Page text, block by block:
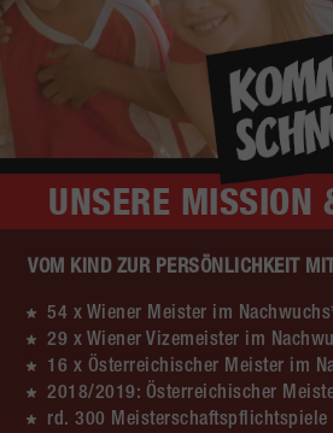
UNSERE MISSION
VOM KIND ZUR PERSÖNLICHKEIT
54 x Wiener Meister im
29 x Wiener Vizemeister im
16 x Österreichischer Meister im
2018/2019: Österreichischer
rd. 300 Meisterschaftspflichtspiele